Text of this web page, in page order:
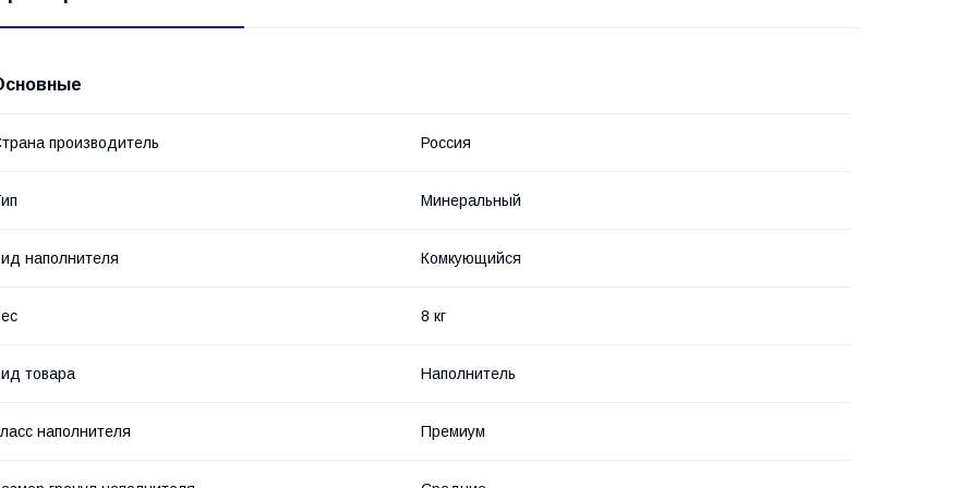
производитель Россия
Минеральный
наполнителя Комкующийся
8 кг
товара Наполнитель
наполнителя Премиум